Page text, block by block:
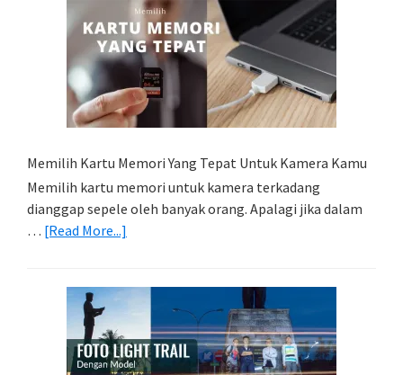
Memilih Kartu Memori Yang Tepat Untuk Kamera Kamu
Memilih kartu memori untuk kamera terkadang
dianggap sepele oleh banyak orang. Apalagi jika dalam
… [Read More...]
Memori
Tepat
Untuk